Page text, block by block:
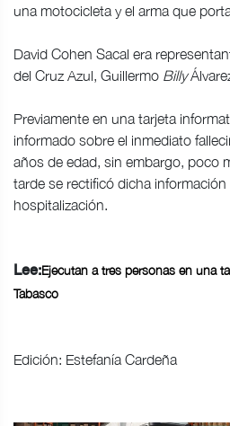
una motocicleta y el arma que
David Cohen Sacal era
del Cruz Azul, Guillermo Billy
Previamente en una tarjeta
informado sobre el inmediato
años de edad, sin embargo, poco
tarde se rectificó dicha
hospitalización.
Lee:Ejecutan a tres personas en una
Tabasco
Edición: Estefanía Cardeña